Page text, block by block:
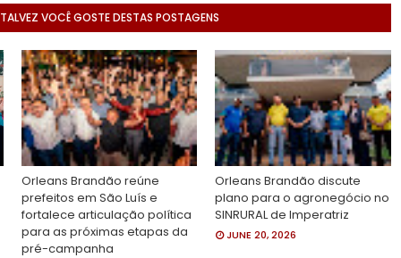
TALVEZ VOCÊ GOSTE DESTAS POSTAGENS
Orleans Brandão reúne
prefeitos em São Luís e
fortalece articulação política
para as próximas etapas da
pré-campanha
Orleans Brandão discute
plano para o agronegócio no
SINRURAL de Imperatriz
JUNE 20, 2026